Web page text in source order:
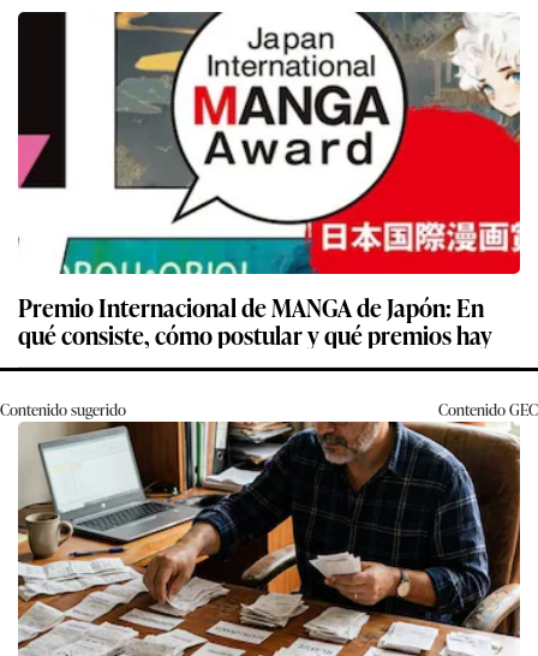
Premio Internacional de MANGA de Japón: En
qué consiste, cómo postular y qué premios hay
Contenido sugerido ContenidoGEC